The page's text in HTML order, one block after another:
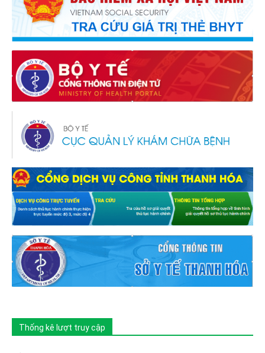
Thống kê lượt truy cập